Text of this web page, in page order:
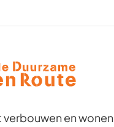
verbouwen en wonen